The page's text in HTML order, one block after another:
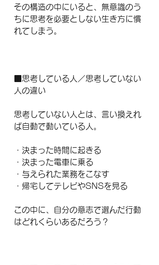
その構造の中にいると、無意識のう
ちに思考を必要としない生き方に慣
れてしまう。
■思考している人／思考していない
人の違い
思考していない人とは、言い換えれ
ば自動で動いている人。
・決まった時間に起きる
・決まった電車に乗る
・与えられた業務をこなす
・帰宅してテレビやSNSを見る
この中に、自分の意志で選んだ行動
はどれくらいあるだろう？